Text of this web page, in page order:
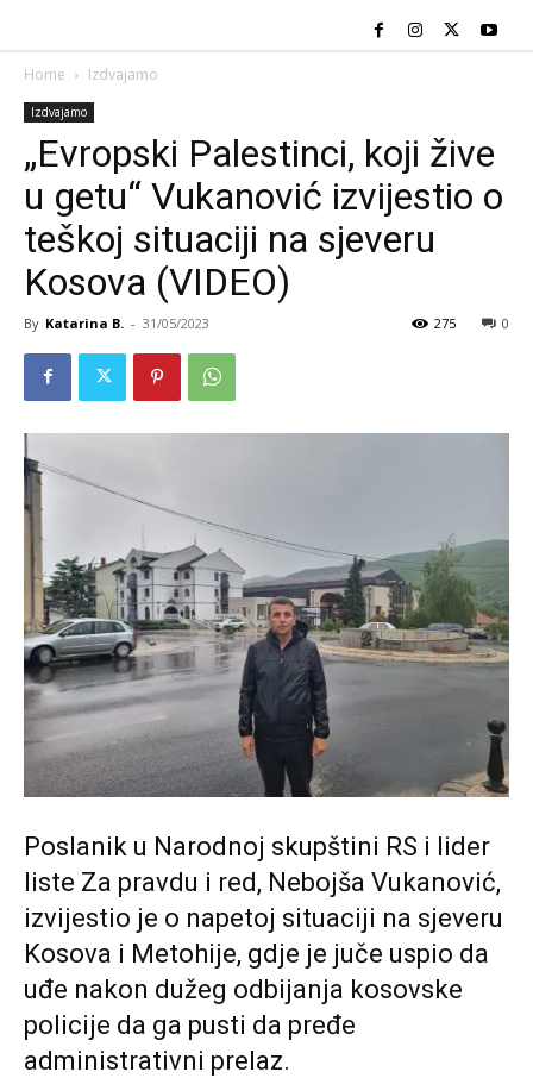
Home Izdvajamo
Izdvajamo
„Evropski Palestinci, koji žive
u getu“ Vukanović izvijestio o
teškoj situaciji na sjeveru
Kosova (VIDEO)
By Katarina B. - 31/05/2023 0
275
Poslanik u Narodnoj skupštini RS i lider
liste Za pravdu i red, Nebojša Vukanović,
izvijestio je o napetoj situaciji na sjeveru
Kosova i Metohije, gdje je juče uspio da
uđe nakon dužeg odbijanja kosovske
policije da ga pusti da pređe
administrativni prelaz.